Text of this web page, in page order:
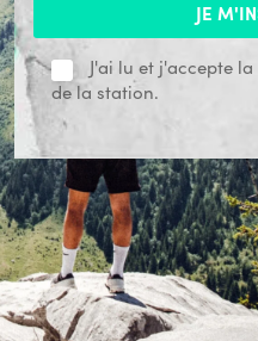
J'ai lu et j'accepte la
de la station.